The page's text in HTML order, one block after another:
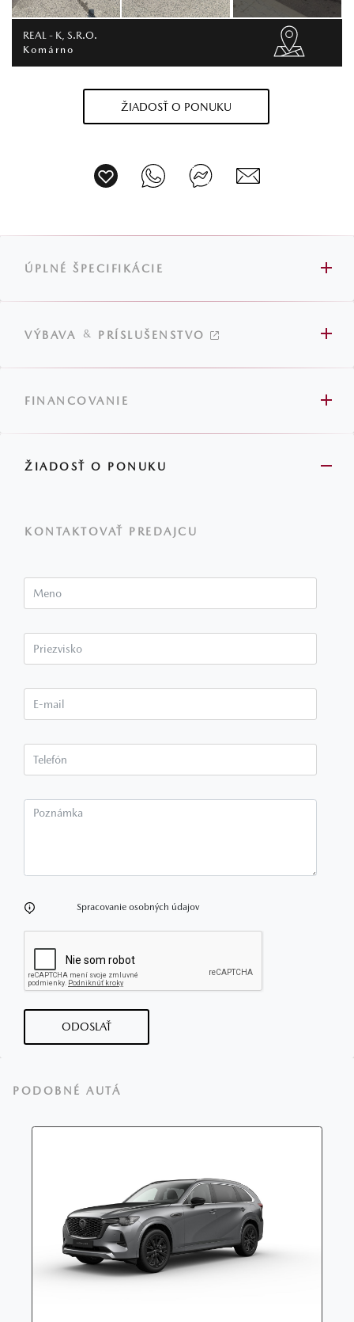
REAL - K, S.R.O.
Komárno
ŽIADOSŤ O PONUKU
ÚPLNÉ ŠPECIFIKÁCIE
VÝBAVA & PRÍSLUŠENSTVO
FINANCOVANIE
ŽIADOSŤ O PONUKU
KONTAKTOVAŤ PREDAJCU
Spracovanie osobných údajov
ODOSLAŤ
PODOBNÉ AUTÁ